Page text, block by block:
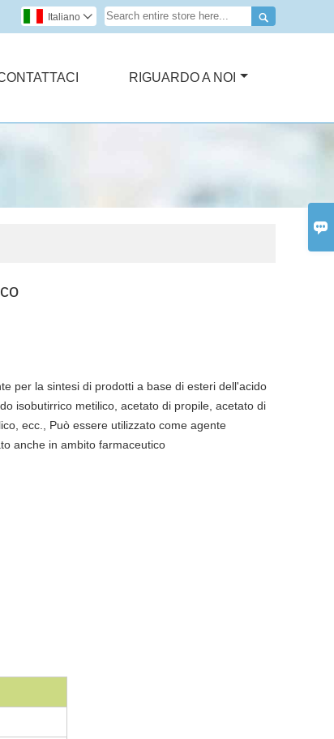


Italiano 
RIGUARDO A NOI
per la sintesi di prodotti a base di esteri dell'acido
isobutirrico metilico, acetato di propile, acetato di
ecc., Può essere utilizzato come agente
anche in ambito farmaceutico